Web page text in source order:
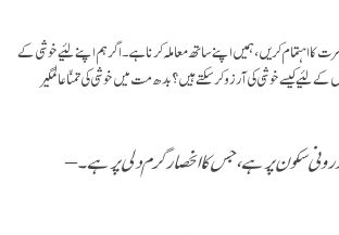
کا اہتمام کریں، ہمیں اپنے ساتھ معاملہ کرنا ہے۔ اگر ہم اپنے لئیے خوشی کے
لئیے کیسے خوشی کی آرزو کر سکتے ہیں؟ بدھ مت میں خوشی کی تمنّا عالمگیر
سکون پر ہے، جس کا انحصار گرم دلی پر ہے۔ –